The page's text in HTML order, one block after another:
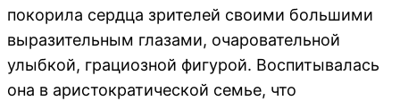
покорила сердца зрителей своими большими
выразительным глазами, очаровательной
улыбкой, грациозной фигурой. Воспитывалась
она в аристократической семье, что